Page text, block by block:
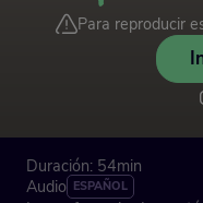
Para reproducir
Duración: 54min
Audio ESPAÑOL